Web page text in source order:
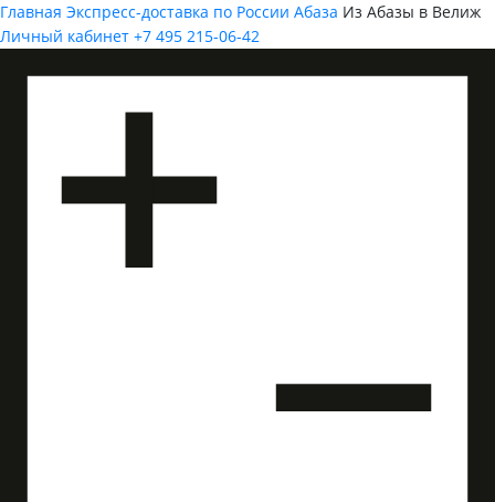
Главная Экспресс-доставка по России Абаза Из Абазы в Велиж
Личный кабинет +7 495 215-06-42